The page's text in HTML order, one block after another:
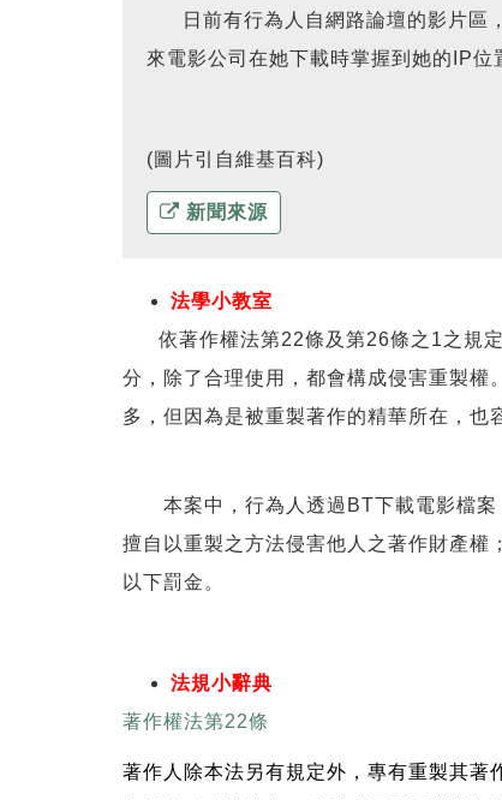
日前有行為人自網路論壇的影片區，
來電影公司在她下載時掌握到她的IP位
(圖片引自維基百科)
新聞來源
法學小教室
依著作權法第22條及第26條之1之規定
分，除了合理使用，都會構成侵害重製權
多，但因為是被重製著作的精華所在，也
本案中，行為人透過BT下載電影檔案
擅自以重製之方法侵害他人之著作財產權
以下罰金。
法規小辭典
著作權法第22條
著作人除本法另有規定外，專有重製其著